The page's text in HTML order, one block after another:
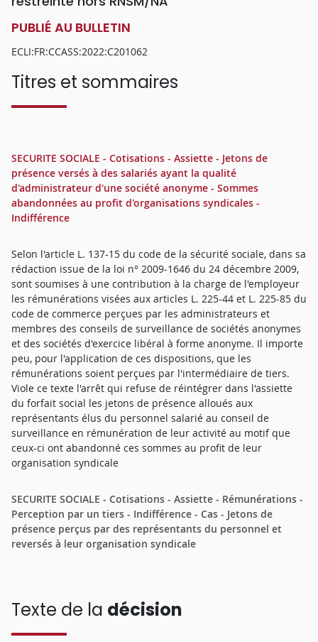
PUBLIÉ AU BULLETIN
ECLI:FR:CCASS:2022:C201062
Titres et sommaires
SECURITE SOCIALE - Cotisations - Assiette - Jetons de
présence versés à des salariés ayant la qualité
d'administrateur d'une société anonyme - Sommes
abandonnées au profit d'organisations syndicales -
Indifférence
Selon l'article L. 137-15 du code de la sécurité sociale, dans sa
rédaction issue de la loi n° 2009-1646 du 24 décembre 2009,
sont soumises à une contribution à la charge de l'employeur
les rémunérations visées aux articles L. 225-44 et L. 225-85 du
code de commerce perçues par les administrateurs et
membres des conseils de surveillance de sociétés anonymes
et des sociétés d'exercice libéral à forme anonyme. Il importe
peu, pour l'application de ces dispositions, que les
rémunérations soient perçues par l'intermédiaire de tiers.
Viole ce texte l'arrêt qui refuse de réintégrer dans l'assiette
du forfait social les jetons de présence alloués aux
représentants élus du personnel salarié au conseil de
surveillance en rémunération de leur activité au motif que
ceux-ci ont abandonné ces sommes au profit de leur
organisation syndicale
SECURITE SOCIALE - Cotisations - Assiette - Rémunérations -
Perception par un tiers - Indifférence - Cas - Jetons de
présence perçus par des représentants du personnel et
reversés à leur organisation syndicale
Texte de la décision